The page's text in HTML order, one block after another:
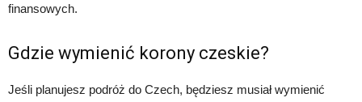
finansowych.
Gdzie wymienić korony czeskie?
Jeśli planujesz podróż do Czech, będziesz musiał wymienić